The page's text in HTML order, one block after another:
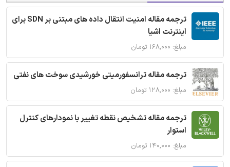
ترجمه مقاله امنیت انتقال داده های مبتنی بر SDN برای
اینترنت اشیا
مبلغ: ۱۶۸,۰۰۰ تومان
ترجمه مقاله ترانسفورمیتی خورشیدی سوخت های نفتی
مبلغ: ۱۲۸,۰۰۰ تومان
ترجمه مقاله تشخیص نقطه تغییر با نمودارهای کنترل
استوار
مبلغ: ۱۴۰,۰۰۰ تومان